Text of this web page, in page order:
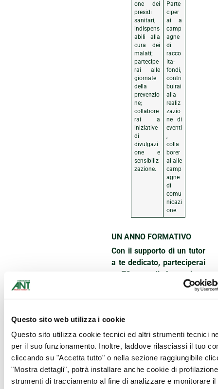
Questo sito web utilizza i cookie
Questo sito utilizza cookie tecnici ed altri strumenti tecnici
per il suo funzionamento. Inoltre, laddove rilasciassi il tuo
cliccando su "Accetta tutto" o nella sezione raggiungibile
"Mostra dettagli", potrà installare anche cookie di
strumenti di tracciamento al fine di analizzare e monitorare il
one dei
presidi
sanitari,
indispens
abili alla
cura dei
malati;
partecipe
rai alle
giornate
della
prevenzio
ne;
collabore
rai a
iniziative
di
divulgazi
one e
sensibiliz
zazione.
Parte
ciper
ai a
camp
agne
di
racco
lta-
fondi,
contri
buirai
alla
realiz
zazio
ne di
eventi
,
colla
borer
ai alle
camp
agne
di
comu
nicazi
one.
UN ANNO FORMATIVO
Con il supporto di un tutor
a te dedicato, parteciperai
a 72 ore di formazione
specifica sul campo, con
una modalità attiva e di
feedback di
apprendimento e sviluppo
della capacità di
autovalutazione.
I temi toccati: sicurezza sul
luogo di lavoro,mission e